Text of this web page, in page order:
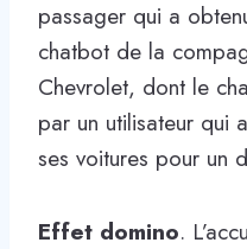
passager qui a
chatbot de la
Chevrolet, dont le
par un utilisateur qui
ses voitures pour un
Effet domino.